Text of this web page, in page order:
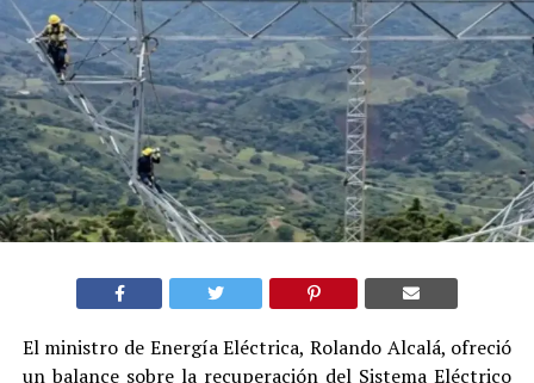
El ministro de Energía Eléctrica, Rolando Alcalá, ofreció
un balance sobre la recuperación del Sistema Eléctrico